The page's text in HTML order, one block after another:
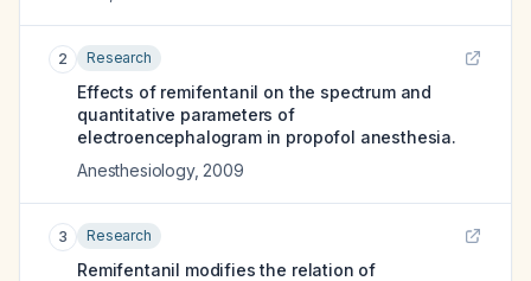
2 Research
Effects of remifentanil on the spectrum and
quantitative parameters of
electroencephalogram in propofol anesthesia.
Anesthesiology, 2009
3 Research
Remifentanil modifies the relation of